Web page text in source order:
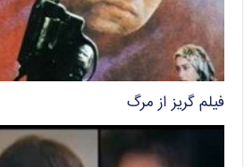
فیلم گریز از مرگ